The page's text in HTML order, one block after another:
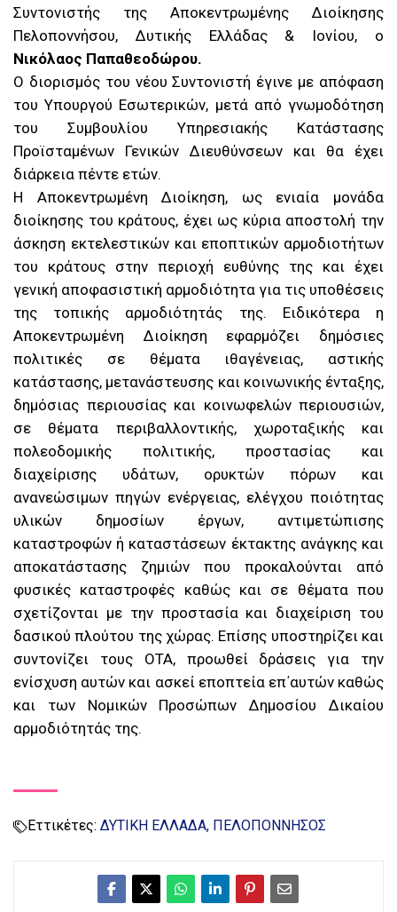
Συντονιστής της Αποκεντρωμένης Διοίκησης
Πελοποννήσου, Δυτικής Ελλάδας & Ιονίου, ο
Νικόλαος Παπαθεοδώρου.
Ο διορισμός του νέου Συντονιστή έγινε με απόφαση
του Υπουργού Εσωτερικών, μετά από γνωμοδότηση
του Συμβουλίου Υπηρεσιακής Κατάστασης
Προϊσταμένων Γενικών Διευθύνσεων και θα έχει
διάρκεια πέντε ετών.
Η Αποκεντρωμένη Διοίκηση, ως ενιαία μονάδα
διοίκησης του κράτους, έχει ως κύρια αποστολή την
άσκηση εκτελεστικών και εποπτικών αρμοδιοτήτων
του κράτους στην περιοχή ευθύνης της και έχει
γενική αποφασιστική αρμοδιότητα για τις υποθέσεις
της τοπικής αρμοδιότητάς της. Ειδικότερα η
Αποκεντρωμένη Διοίκηση εφαρμόζει δημόσιες
πολιτικές σε θέματα ιθαγένειας, αστικής
κατάστασης, μετανάστευσης και κοινωνικής ένταξης,
δημόσιας περιουσίας και κοινωφελών περιουσιών,
σε θέματα περιβαλλοντικής, χωροταξικής και
πολεοδομικής πολιτικής, προστασίας και
διαχείρισης υδάτων, ορυκτών πόρων και
ανανεώσιμων πηγών ενέργειας, ελέγχου ποιότητας
υλικών δημοσίων έργων, αντιμετώπισης
καταστροφών ή καταστάσεων έκτακτης ανάγκης και
αποκατάστασης ζημιών που προκαλούνται από
φυσικές καταστροφές καθώς και σε θέματα που
σχετίζονται με την προστασία και διαχείριση του
δασικού πλούτου της χώρας. Επίσης υποστηρίζει και
συντονίζει τους ΟΤΑ, προωθεί δράσεις για την
ενίσχυση αυτών και ασκεί εποπτεία επ΄αυτών καθώς
και των Νομικών Προσώπων Δημοσίου Δικαίου
αρμοδιότητάς της.
Εττικέτες: ΔΥΤΙΚΗ ΕΛΛΑΔΑ ΠΕΛΟΠΟΝΝΗΣΟΣ